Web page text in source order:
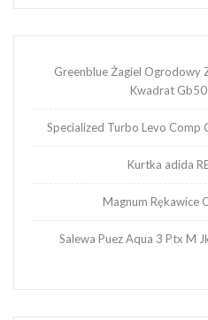
Greenblue Żagiel Ogrodowy
Kwadrat
Specialized Turbo Levo
Kurtka adida
Magnum Rękawice
Salewa Puez Aqua 3 Ptx M